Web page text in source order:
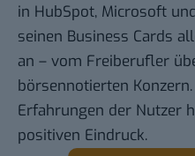
in HubSpot, Microsoft
seinen Business Cards
an – vom Freiberufler
börsennotierten
Erfahrungen der Nutzer
positiven Eindruck.